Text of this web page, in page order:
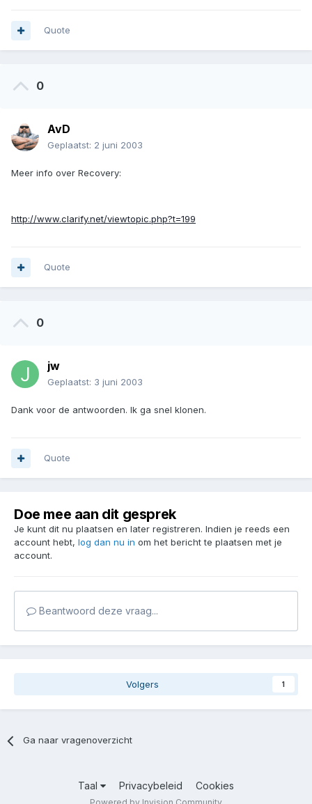
Quote
0
AvD
Geplaatst: 2 juni 2003
Meer info over Recovery:
http://www.clarify.net/viewtopic.php?t=199
Quote
0
jw
Geplaatst: 3 juni 2003
Dank voor de antwoorden. Ik ga snel klonen.
Quote
Doe mee aan dit gesprek
Je kunt dit nu plaatsen en later registreren. Indien je reeds een
account hebt, log dan nu in om het bericht te plaatsen met je
account.
Beantwoord deze vraag...
Volgers 1
Ga naar vragenoverzicht
Taal Privacybeleid Cookies